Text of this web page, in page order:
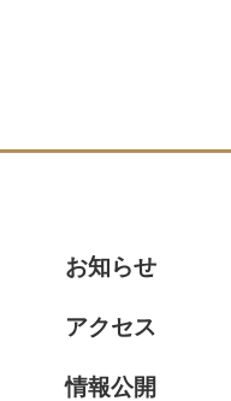
お知らせ
アクセス
情報公開